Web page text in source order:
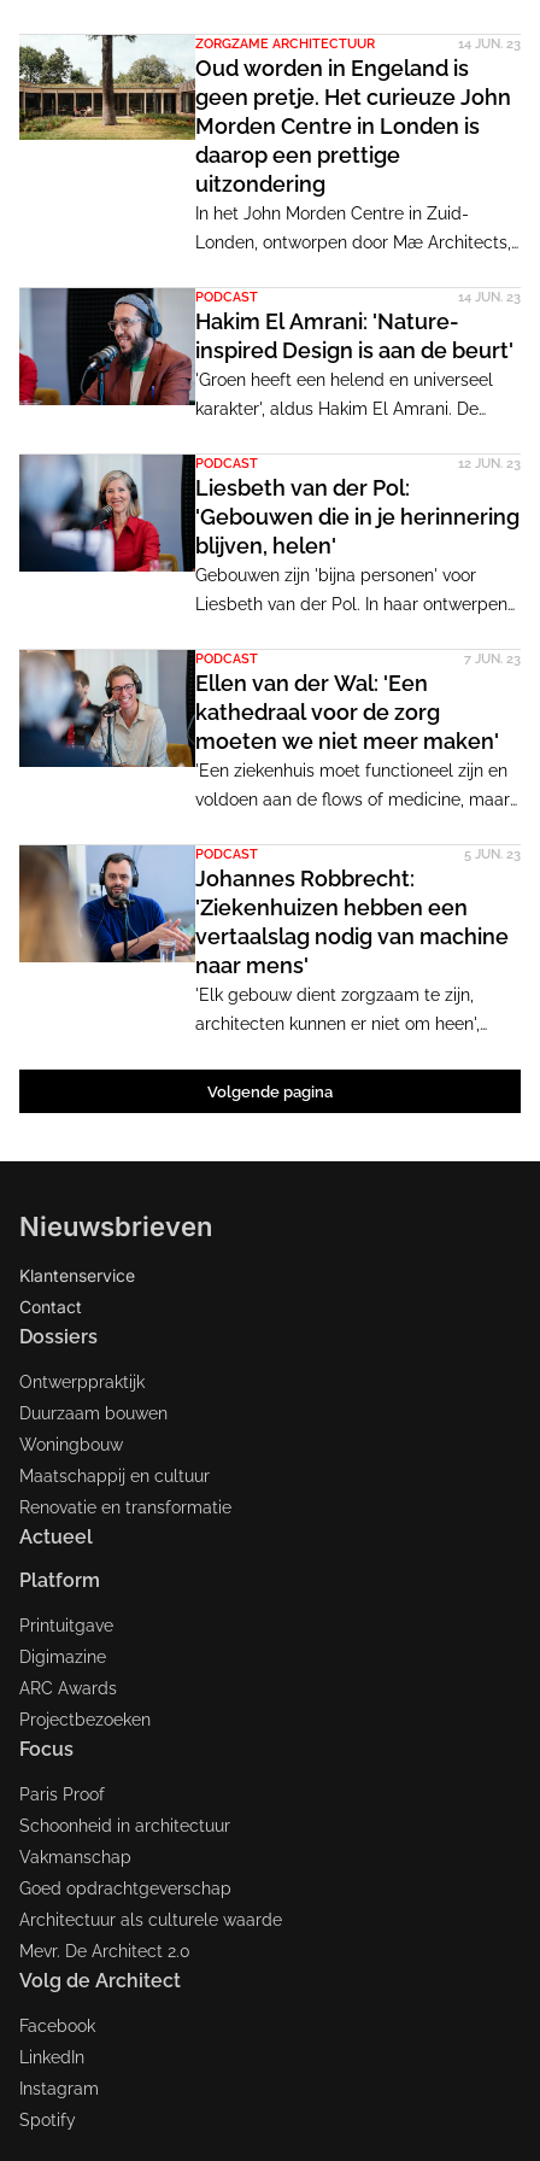
van 2023 naar inspirerende antwoorden.
mensen in de samenleving. De
architectuurminnende opdrachtgevers
verzamelden vijftig jaar lang een unieke
verzameling gebouwen op het terrein in
het Belgische Zoersel. Architect-filosoof
Gideon Boie schreef een boek over deze
bijzondere plek.
ZORGZAME ARCHITECTUUR 14 JUN. 23
Oud worden in Engeland is
geen pretje. Het curieuze John
Morden Centre in Londen is
daarop een prettige
uitzondering
In het John Morden Centre in Zuid-
Londen, ontworpen door Mæ Architects,
waardigheid, zorg en gezelligheid voor
ouderen kan ondersteunen. Een
opmerkelijke faciliteit die mijlenver
vooruitloopt op wat de overgrote
meerderheid van de Britten op latere
PODCAST 14 JUN. 23
Hakim El Amrani: 'Nature-
inspired Design is aan de beurt'
'Groen heeft een helend en universeel
karakter', aldus Hakim El Amrani. De
effecten van de natuur en het belang
ervan in ontwerpen. Hoofdredacteur
Merel Pit en journalist Tracy Metz gaan
met El Amrani in gesprek in de laatste
aflevering van de podcastreeks over
zorgzame architectuur.
PODCAST 12 JUN. 23
Liesbeth van der Pol:
'Gebouwen die in je herinnering
blijven, helen'
Gebouwen zijn 'bijna personen' voor
Liesbeth van der Pol. In haar ontwerpen
door te werken met aquarellen.
'Schoonheid is zorgzaam op een
verheffende manier', vertelt ze
hoofdredacteur Merel Pit en journalist
Tracy Metz in de laatste aflevering van
de podcastreeks over zorgzame
PODCAST 7 JUN. 23
Ellen van der Wal: 'Een
kathedraal voor de zorg
moeten we niet meer maken'
'Een ziekenhuis moet functioneel zijn en
voldoen aan de flows of medicine, maar
behandeld zou willen worden.' Ellen van
der Wal is te gast in de tweede
aflevering van de podcastreeks over
zorgzame architectuur van 'Merel en
Tracy praten door'. Ze vertelt hoe haar
eigen ervaring haar ontwerpen voor
ziekenhuizen vormde tot lean machine
PODCAST 5 JUN. 23
Johannes Robbrecht:
'Ziekenhuizen hebben een
vertaalslag nodig van machine
naar mens'
'Elk gebouw dient zorgzaam te zijn,
architecten kunnen er niet om heen',
uitdagende opgave in het geval van
ziekenhuizen, zo meent hij, aangezien ze
zorgzame architectuur van 'Merel en
Volgende pagina
Nieuwsbrieven
Klantenservice
Contact
Dossiers
Ontwerppraktijk
Duurzaam bouwen
Woningbouw
Maatschappij en cultuur
Renovatie en transformatie
Actueel
Platform
Printuitgave
Digimazine
ARC Awards
Projectbezoeken
Focus
Paris Proof
Schoonheid in architectuur
Vakmanschap
Goed opdrachtgeverschap
Architectuur als culturele waarde
Mevr. De Architect 2.0
Volg de Architect
Facebook
LinkedIn
Instagram
Spotify